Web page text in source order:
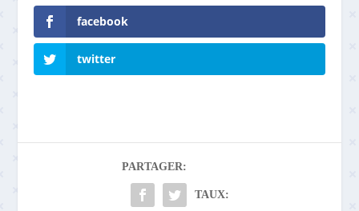
facebook
twitter
PARTAGER:
TAUX: